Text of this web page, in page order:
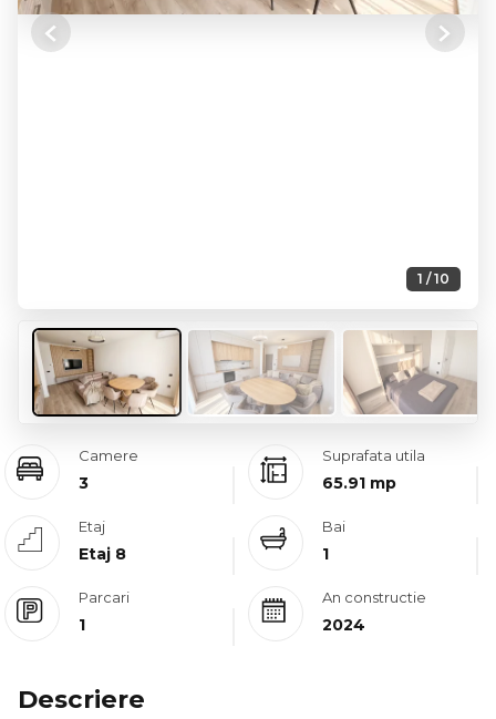
1 / 10
Previous Next
Camere
3
Suprafata utila
65.91 mp
Etaj
Etaj 8
Bai
1
Parcari
1
An constructie
2024
Descriere